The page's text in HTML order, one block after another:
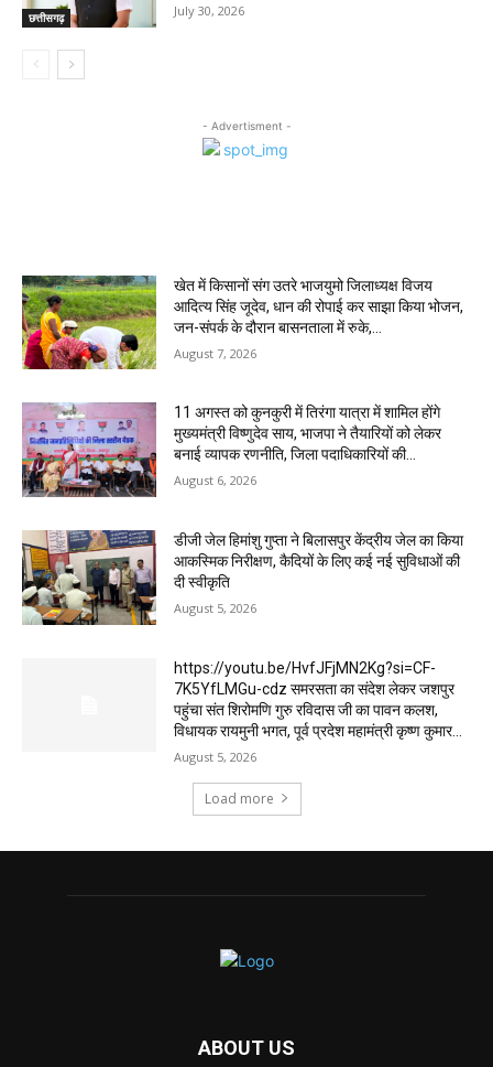
छत्तीसगढ़ July 30, 2026
- Advertisment -
खेत में किसानों संग उतरे भाजयुमो जिलाध्यक्ष विजय
आदित्य सिंह जूदेव, धान की रोपाई कर साझा किया भोजन,
जन-संपर्क के दौरान बासनताला में रुके,...
August 7, 2026
11 अगस्त को कुनकुरी में तिरंगा यात्रा में शामिल होंगे
मुख्यमंत्री विष्णुदेव साय, भाजपा ने तैयारियों को लेकर
बनाई व्यापक रणनीति, जिला पदाधिकारियों की...
August 6, 2026
डीजी जेल हिमांशु गुप्ता ने बिलासपुर केंद्रीय जेल का किया
आकस्मिक निरीक्षण, कैदियों के लिए कई नई सुविधाओं की
दी स्वीकृति
August 5, 2026
https://youtu.be/HvfJFjMN2Kg?si=CF-
7K5YfLMGu-cdz समरसता का संदेश लेकर जशपुर
पहुंचा संत शिरोमणि गुरु रविदास जी का पावन कलश,
विधायक रायमुनी भगत, पूर्व प्रदेश महामंत्री कृष्ण कुमार...
August 5, 2026
Load more
ABOUT US